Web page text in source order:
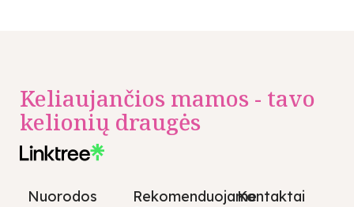
Keliaujančios mamos - tavo
kelionių draugės
Nuorodos RekomenduojameKontaktai